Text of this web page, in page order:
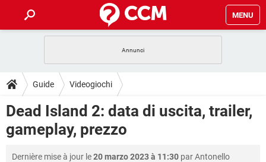
MENU
INTRATTENIMENTO
iOS WINDOWS 10
INSTAGRAM
GUIDE
COVID-19
INTRATTENIMENTO ANDROID
iOS
INSTAGRAM WHATSAPP
DOWNLOAD
COVID-19
FORUM
COVID-19 GAMING
Guide Videogiochi
Dead Island 2: data di uscita, trailer,
gameplay, prezzo
Dernière mise à jour le20 marzo 2023 à 11:30 parAntonello